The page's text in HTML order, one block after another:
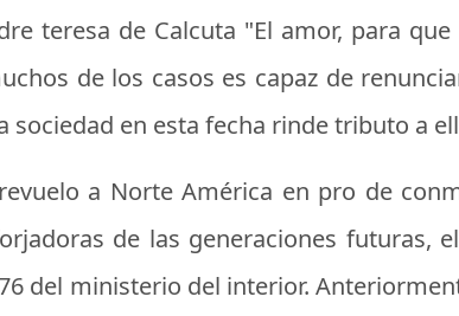
teresa de Calcuta "El amor, para
de los casos es capaz de
sociedad en esta fecha rinde tributo a
a Norte América en pro de
de las generaciones futuras,
del ministerio del interior.